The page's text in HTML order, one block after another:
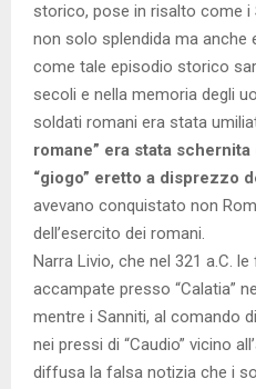
storico, pose in risalto come i
non solo splendida ma anche
come tale episodio storico
secoli e nella memoria degli
soldati romani era stata
romane” era stata
“giogo” eretto a disprezzo
avevano conquistato non
dell’esercito dei romani.
Narra Livio, che nel 321 a.C.
accampate presso “Calatia”
mentre i Sanniti, al comando
nei pressi di “Caudio” vicino
diffusa la falsa notizia che i